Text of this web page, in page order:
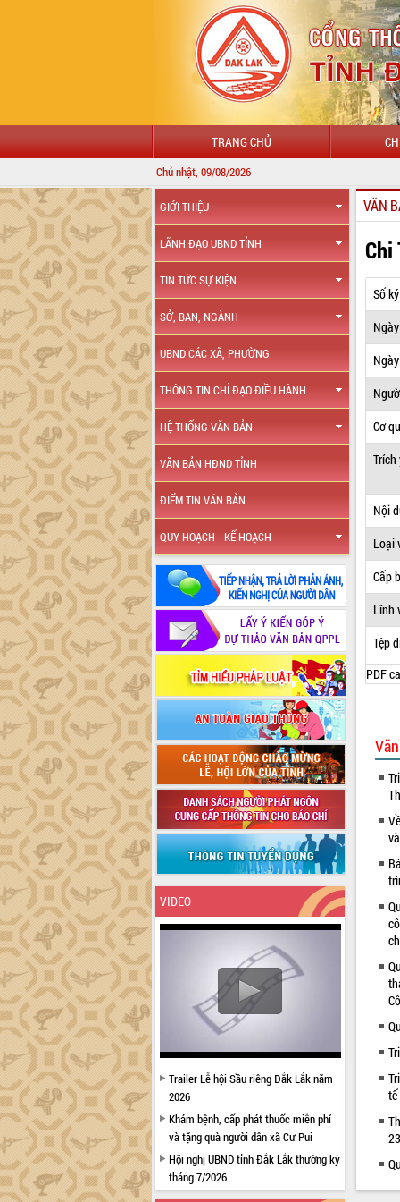
TRANG CHỦ
Chủ nhật, 09/08/2026
GIỚI THIỆU
LÃNH ĐẠO UBND TỈNH
TIN TỨC SỰ KIỆN
SỞ, BAN, NGÀNH
UBND CÁC XÃ, PHƯỜNG
THÔNG TIN CHỈ ĐẠO ĐIỀU HÀNH
HỆ THỐNG VĂN BẢN
VĂN BẢN HĐND TỈNH
ĐIỂM TIN VĂN BẢN
QUY HOẠCH - KẾ HOẠCH
VIDEO
Trailer Lễ hội Sầu riêng Đắk Lắk năm
2026
Khám bệnh, cấp phát thuốc miễn phí
và tặng quà người dân xã Cư Pui
Hội nghị UBND tỉnh Đắk Lắk thường kỳ
tháng 7/2026
VĂN
Chi
Số
Cơ
Trích
Nội
Loại
Cấp
Lĩnh
Tệp
PDF